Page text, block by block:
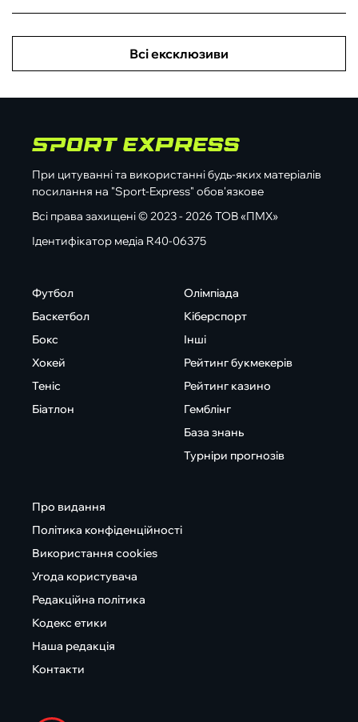
Всі ексклюзиви
При цитуванні та використанні будь-яких матеріалів
посилання на "Sport-Express" обов'язкове
Всі права захищені © 2023 - 2026 ТОВ «ПМХ»
Ідентифікатор медіа R40-06375
Футбол
Баскетбол
Бокс
Хокей
Теніс
Біатлон
Олімпіада
Кіберспорт
Інші
Рейтинг букмекерів
Рейтинг казино
Гемблінг
База знань
Турніри прогнозів
Про видання
Політика конфіденційності
Використання cookies
Угода користувача
Редакційна політика
Кодекс етики
Наша редакція
Контакти